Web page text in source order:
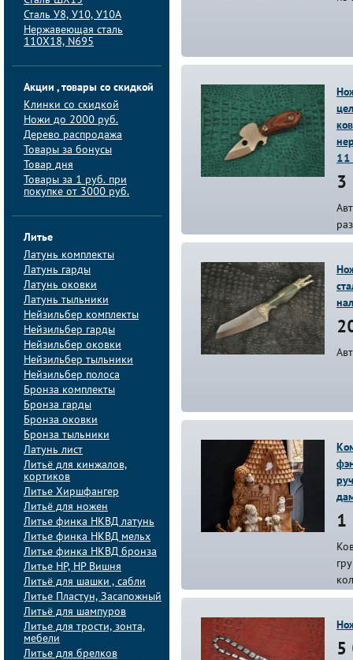
Сталь У8, У10, У10А
Нержавеющая сталь
110Х18, N695
Акции , товары со скидкой
Клинки со скидкой
Ножи до 2000 руб.
Дерево распродажа
Товары за бонусы
Товар дня
Товары за 1 руб. при
покупке от 3000 руб.
Литье
Латунь комплекты
Латунь гарды
Латунь оковки
Латунь тыльники
Нейзильбер комплекты
Нейзильбер гарды
Нейзильбер оковки
Нейзильбер тыльники
Нейзильбер полоса
Бронза комплекты
Бронза гарды
Бронза оковки
Бронза тыльники
Латунь лист
Литьё для кинжалов,
кортиков
Литье Хиршфангер
Литьё для ножен
Литье финка НКВД латунь
Литье финка НКВД мельх
Литье финка НКВД бронза
Литье НР, НР Вишня
Литьё для шашки , сабли
Литье Пластун, Засапожный
Литьё для шампуров
Литье для трости, зонта,
мебели
Литье для брелков
11
3
1
5